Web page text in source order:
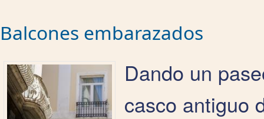
Balcones embarazados
Dando un
casco antiguo